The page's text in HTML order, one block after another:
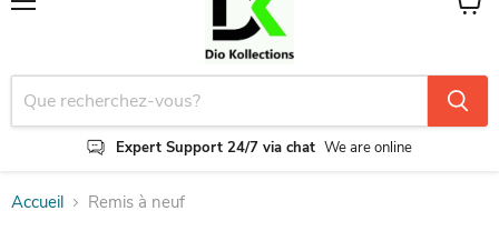
Expert Support 24/7 via chat We are online
Voir
Accueil Remis à neuf